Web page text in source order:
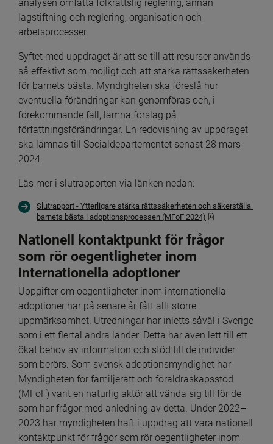
analysen omfatta folkrättslig reglering, annan
lagstiftning och reglering, organisation och
arbetsprocesser.
Syftet med uppdraget är att se till att resurser används
så effektivt som möjligt och att stärka rättssäkerheten
för barnets bästa. Myndigheten ska föreslå hur
eventuella förändringar kan genomföras och, i
förekommande fall, lämna förslag på
författningsförändringar. En redovisning av uppdraget
ska lämnas till Socialdepartementet senast 28 mars
2024.
Läs mer i slutrapporten via länken nedan:
Slutrapport - Ytterligare stärka rättssäkerheten och säkerställa
barnets bästa i adoptionsprocessen (MFoF 2024)
pdf, 956.4 kB,
Nationell kontaktpunkt för frågor
som rör oegentligheter inom
internationella adoptioner
Uppgifter om oegentligheter inom internationella
adoptioner har på senare år fått allt större
uppmärksamhet. Utredningar har inletts såväl i Sverige
som i ett flertal andra länder. Detta har även lett till ett
ökat behov av information och stöd till de individer
som berörs. Som svensk adoptionsmyndighet har
Myndigheten för familjerätt och föräldraskapsstöd
(MFoF) varit en naturlig aktör att vända sig till för de
som har frågor med anledning av detta. Under 2022–
2023 har myndigheten haft i uppdrag att vara nationell
kontaktpunkt för frågor som rör oegentligheter inom